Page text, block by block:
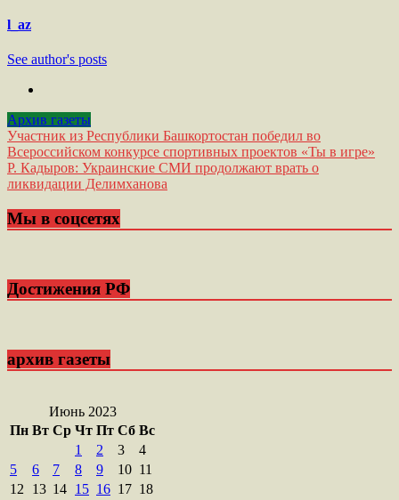
l_az
See author's posts
Архив газеты
Навигация
по
записям
Участник из Республики Башкортостан победил во
Всероссийском конкурсе спортивных проектов «Ты в игре»
Р. Кадыров: Украинские СМИ продолжают врать о
ликвидации Делимханова
Мы в соцсетях
Достижения РФ
архив газеты
Июнь 2023
Пн Вт Ср Чт Пт Сб Вс
1
2 3
4
5
6 7 8 9 10 11
12
13 14 15 16 17 18